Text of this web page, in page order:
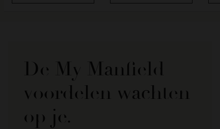
De My Manfield
voordelen wachten
op je.